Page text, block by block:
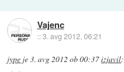
Vajenc
::3. avg 2012, 06:21
jype je3. avg 2012 ob 00:37izjavil: